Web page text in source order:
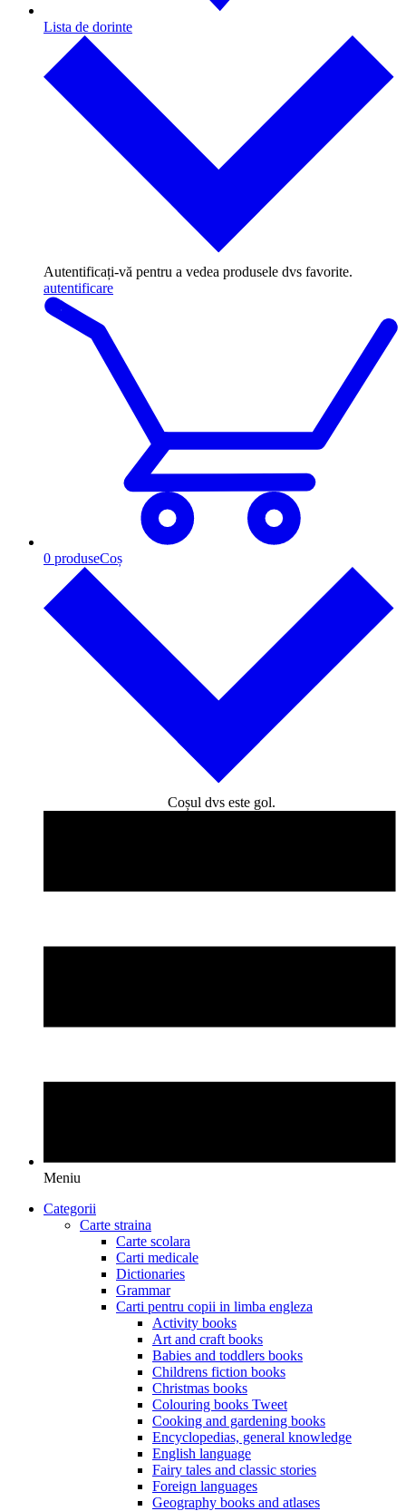
Lista de dorinte
Autentificați-vă pentru a vedea produsele dvs favorite.
autentificare
0 produseCoș
Coșul dvs este gol.
Meniu
Categorii
Carte straina
Carte scolara
Carti medicale
Dictionaries
Grammar
Carti pentru copii in limba engleza
Activity books
Art and craft books
Babies and toddlers books
Childrens fiction books
Christmas books
Colouring books Tweet
Cooking and gardening books
Encyclopedias, general knowledge
English language
Fairy tales and classic stories
Foreign languages
Geography books and atlases